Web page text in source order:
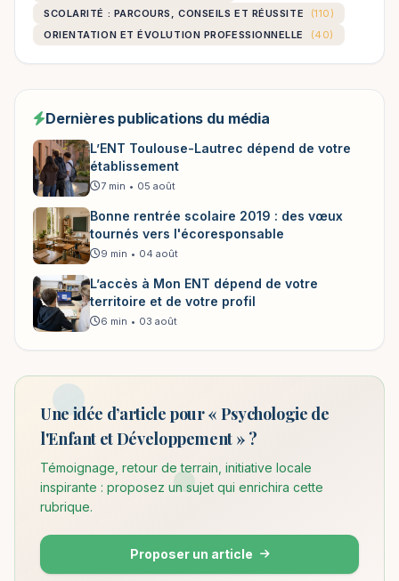
SCOLARITÉ : PARCOURS, CONSEILS ET RÉUSSITE
(110)
ORIENTATION ET ÉVOLUTION PROFESSIONNELLE
(40)
Dernières publications du média
L’ENT Toulouse-Lautrec dépend de votre
établissement
7 min • 05 août
Bonne rentrée scolaire 2019 : des vœux
tournés vers l'écoresponsable
9 min • 04 août
L’accès à Mon ENT dépend de votre
territoire et de votre profil
6 min • 03 août
Une idée d’article pour « Psychologie de
l'Enfant et Développement » ?
Témoignage, retour de terrain, initiative locale
inspirante : proposez un sujet qui enrichira cette
rubrique.
Proposer un article